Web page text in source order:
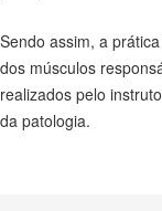
Sendo assim, a
dos músculos
realizados pelo
da patologia.